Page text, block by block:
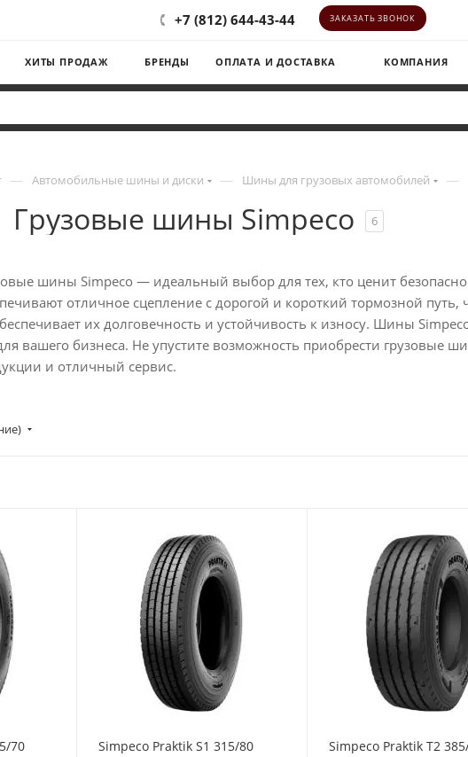
+7 (812) 644-43-44 ЗАКАЗАТЬ ЗВОНОК
ХИТЫ ПРОДАЖ БРЕНДЫ ОПЛАТА И ДОСТАВКА КОМПАНИЯ
— Автомобильные шины и диски — Шины для грузовых автомобилей —
Грузовые шины Simpeco 6
шины Simpeco — идеальный выбор для тех, кто ценит
отличное сцепление с дорогой и короткий тормозной
их долговечность и устойчивость к износу. Шины
вашего бизнеса. Не упустите возможность приобрести грузовые
и отличный сервис.
70
Simpeco Praktik S1 315/80
Simpeco Praktik T2